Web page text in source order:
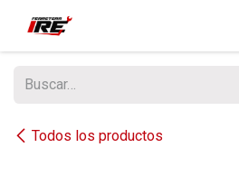
Todos los productos